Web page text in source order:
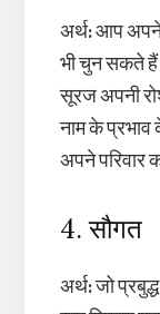
अर्थ:आप अपने
भी चुन सकते हैं
सूरज अपनी
नाम के प्रभाव
अपने परिवार
4. सौगत
अर्थ:जो